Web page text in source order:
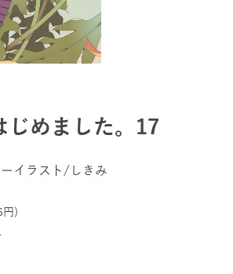
じめました。17
イラスト/しきみ
円)